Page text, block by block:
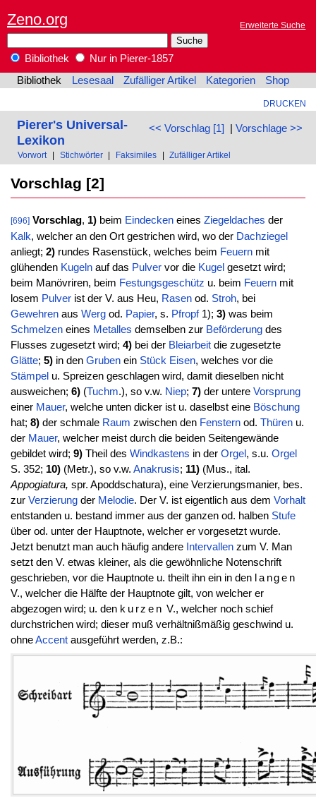
Zeno.org Erweiterte Suche
Bibliothek
Nur in Pierer-1857
Bibliothek
Lesesaal Zufälliger Artikel Kategorien Shop
DRUCKEN
<< Vorschlag [1] | Vorschlage >>
Pierer's Universal-
Lexikon
Vorwort Stichwörter Faksimiles Zufälliger Artikel
Vorschlag [2]
[696] Vorschlag, 1)beim Eindeckeneines Ziegeldaches der
Kalk, welcher an den Ort gestrichen wird, wo der Dachziegel
anliegt; 2)rundes Rasenstück, welches beim Feuernmit
glühenden Kugelnauf das Pulvervor die Kugel gesetzt wird;
beim Manövriren, beim Festungsgeschütz u. beim Feuernmit
losem Pulverist der V. aus Heu, Rasenod. Stroh, bei
Gewehrenaus Wergod. Papier, s. Pfropf1); 3)was beim
Schmelzeneines Metalles demselben zur Beförderungdes
Flusses zugesetzt wird; 4)bei der Bleiarbeitdie zugesetzte
Glätte; 5)in den Grubenein Stück Eisen, welches vor die
Stämpel u. Spreizen geschlagen wird, damit dieselben nicht
ausweichen; 6)(Tuchm.), so v.w. Niep; 7)der untere Vorsprung
einer Mauer, welche unten dicker ist u. daselbst eine Böschung
hat; 8)der schmale Raum zwischen den Fensternod. Thürenu.
der Mauer, welcher meist durch die beiden Seitengewände
gebildet wird; 9)Theil des Windkastens in der Orgel , s.u. Orgel
S. 352; 10)(Metr.), so v.w. Anakrusis; 11)(Mus., ital.
Appogiatura, spr. Apoddschatura), eine Verzierungsmanier, bes.
zur Verzierungder Melodie. Der V. ist eigentlich aus dem Vorhalt
entstanden u. bestand immer aus der ganzen od. halben Stufe
über od. unter der Hauptnote, welcher er vorgesetzt wurde.
Jetzt benutzt man auch häufig andere Intervallenzum V. Man
setzt den V. etwas kleiner, als die gewöhnliche Notenschrift
geschrieben, vor die Hauptnote u. theilt ihn ein in den
langen
V., welcher die Hälfte der Hauptnote gilt, von welcher er
abgezogen wird; u. den kurzen V., welcher noch schief
durchstrichen wird; dieser muß verhältnißmäßig geschwind u.
ohneAccentausgeführt werden, z.B.: